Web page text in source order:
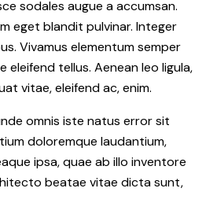
sodales augue a accumsan.
eget blandit pulvinar. Integer
Vivamus elementum semper
eleifend tellus. Aenean leo ligula,
vitae, eleifend ac, enim.
omnis iste natus error sit
doloremque laudantium,
ipsa, quae ab illo inventore
beatae vitae dicta sunt,